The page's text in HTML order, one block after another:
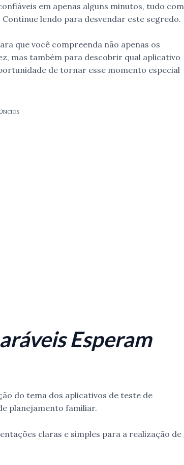
em apenas alguns minutos, tudo com
lendo para desvendar este segredo.
que você compreenda não apenas os
mas também para descobrir qual aplicativo
de tornar esse momento especial
Esperam
do tema dos aplicativos de teste de
planejamento familiar.
claras e simples para a realização de